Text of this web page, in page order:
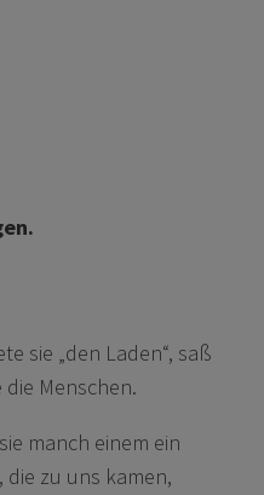
sie „den Laden“, saß
Menschen.
manch einem ein
die zu uns kamen,